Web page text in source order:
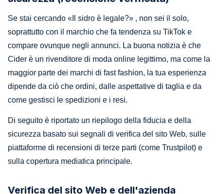
Se stai cercando «Il sidro è legale?» , non sei il solo,
soprattutto con il marchio che fa tendenza su TikTok e
compare ovunque negli annunci. La buona notizia è che
Cider è un rivenditore di moda online legittimo, ma come la
maggior parte dei marchi di fast fashion, la tua esperienza
dipende da ciò che ordini, dalle aspettative di taglia e da
come gestisci le spedizioni e i resi.
Di seguito è riportato un riepilogo della fiducia e della
sicurezza basato sui segnali di verifica del sito Web, sulle
piattaforme di recensioni di terze parti (come Trustpilot) e
sulla copertura mediatica principale.
Verifica del sito Web e dell'azienda